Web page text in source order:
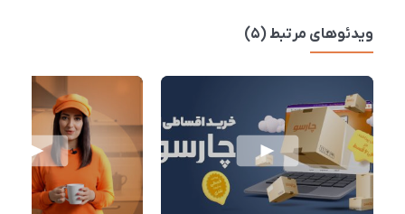
ویدئوهای مرتبط (5)